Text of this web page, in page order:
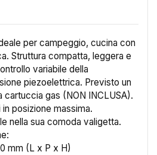
per campeggio, cucina con
Struttura compatta, leggera e
variabile della
piezoelettrica. Previsto un
cartuccia gas (NON INCLUSA).
posizione massima.
nella sua comoda valigetta.
mm (L x P x H)